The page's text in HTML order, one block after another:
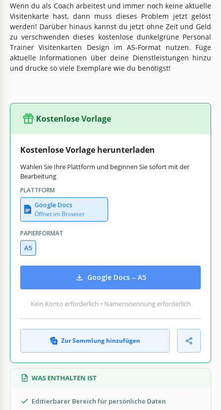
Wenn du als Coach arbeitest und immer noch keine aktuelle
Visitenkarte hast, dann muss dieses Problem jetzt gelöst
werden! Darüber hinaus kannst du jetzt ohne Zeit und Geld
zu verschwenden dieses kostenlose dunkelgrüne Personal
Trainer Visitenkarten Design im A5-Format nutzen. Füge
aktuelle Informationen über deine Dienstleistungen hinzu
und drucke so viele Exemplare wie du benötigst!
Kostenlose Vorlage
Kostenlose Vorlage herunterladen
Wählen Sie Ihre Plattform und beginnen Sie sofort mit der
Bearbeitung
PLATTFORM
Google Docs
Öffnet im Browser
PAPIERFORMAT
A5
Google Docs – A5
Kein Konto erforderlich • Namensnennung erforderlich
Zur Sammlung hinzufügen
WAS ENTHALTEN IST
Editierbarer Bereich für persönliche Daten